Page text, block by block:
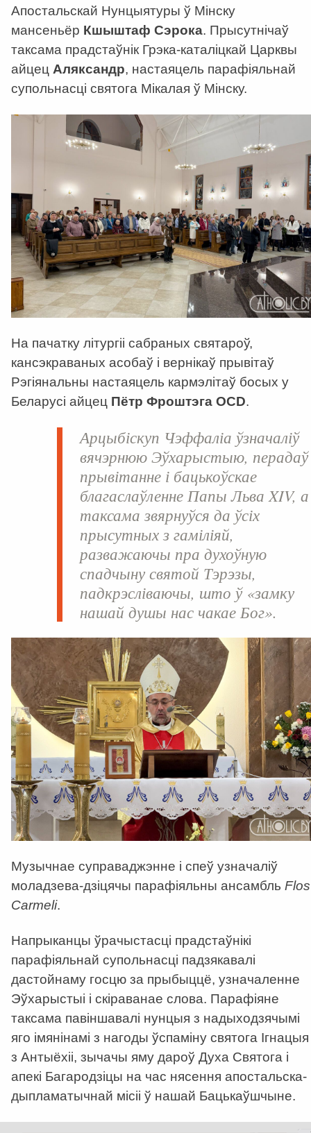
Апостальскай Нунцыятуры ў Мінску
мансеньёр Кшыштаф Сэрока. Прысутнічаў
таксама прадстаўнік Грэка-каталіцкай Царквы
айцец Аляксандр, настаяцель парафіяльнай
супольнасці святога Мікалая ў Мінску.
На пачатку літургіі сабраных святароў,
кансэкраваных асобаў і вернікаў прывітаў
Рэгіянальны настаяцель кармэлітаў босых у
Беларусі айцец Пётр Фроштэга OCD.
Арцыбіскуп Чэффаліа ўзначаліў
вячэрнюю Эўхарыстыю, перадаў
прывітанне і бацькоўскае
благаслаўленне Папы Льва XIV, а
таксама звярнуўся да ўсіх
прысутных з гаміліяй,
разважаючы пра духоўную
спадчыну святой Тэрэзы,
падкрэсліваючы, што ў «замку
нашай душы нас чакае Бог».
Музычнае суправаджэнне і спеў узначаліў
моладзева-дзіцячы парафіяльны ансамбль Flos
Carmeli.
Напрыканцы ўрачыстасці прадстаўнікі
парафіяльнай супольнасці падзякавалі
дастойнаму госцю за прыбыццё, узначаленне
Эўхарыстыі і скіраванае слова. Парафіяне
таксама павіншавалі нунцыя з надыходзячымі
яго імянінамі з нагоды ўспаміну святога Ігнацыя
з Антыёхіі, зычачы яму дароў Духа Святога і
апекі Багародзіцы на час нясення апостальска-
дыпламатычнай місіі ў нашай Бацькаўшчыне.